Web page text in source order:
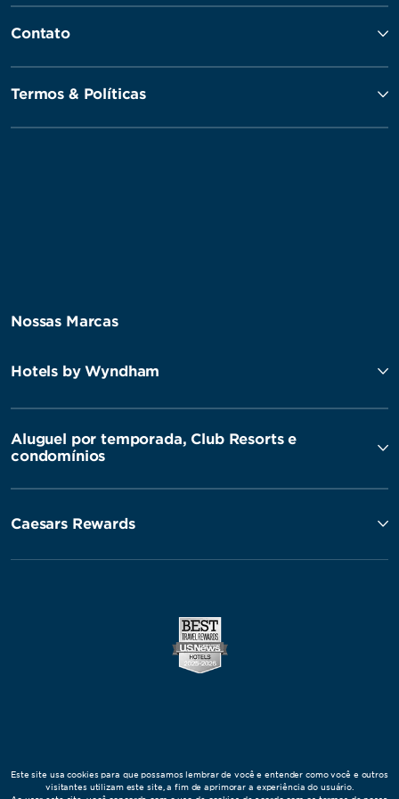
Contato
Termos & Políticas
Nossas Marcas
Hotels by Wyndham
Aluguel por temporada, Club Resorts e
condomínios
Caesars Rewards
Este site usa cookies para que possamos lembrar de você e entender como você e outros
visitantes utilizam este site, a fim de aprimorar a experiência do usuário.